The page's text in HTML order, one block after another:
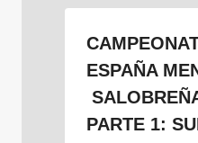
ESPAÑA
PARTE 1: